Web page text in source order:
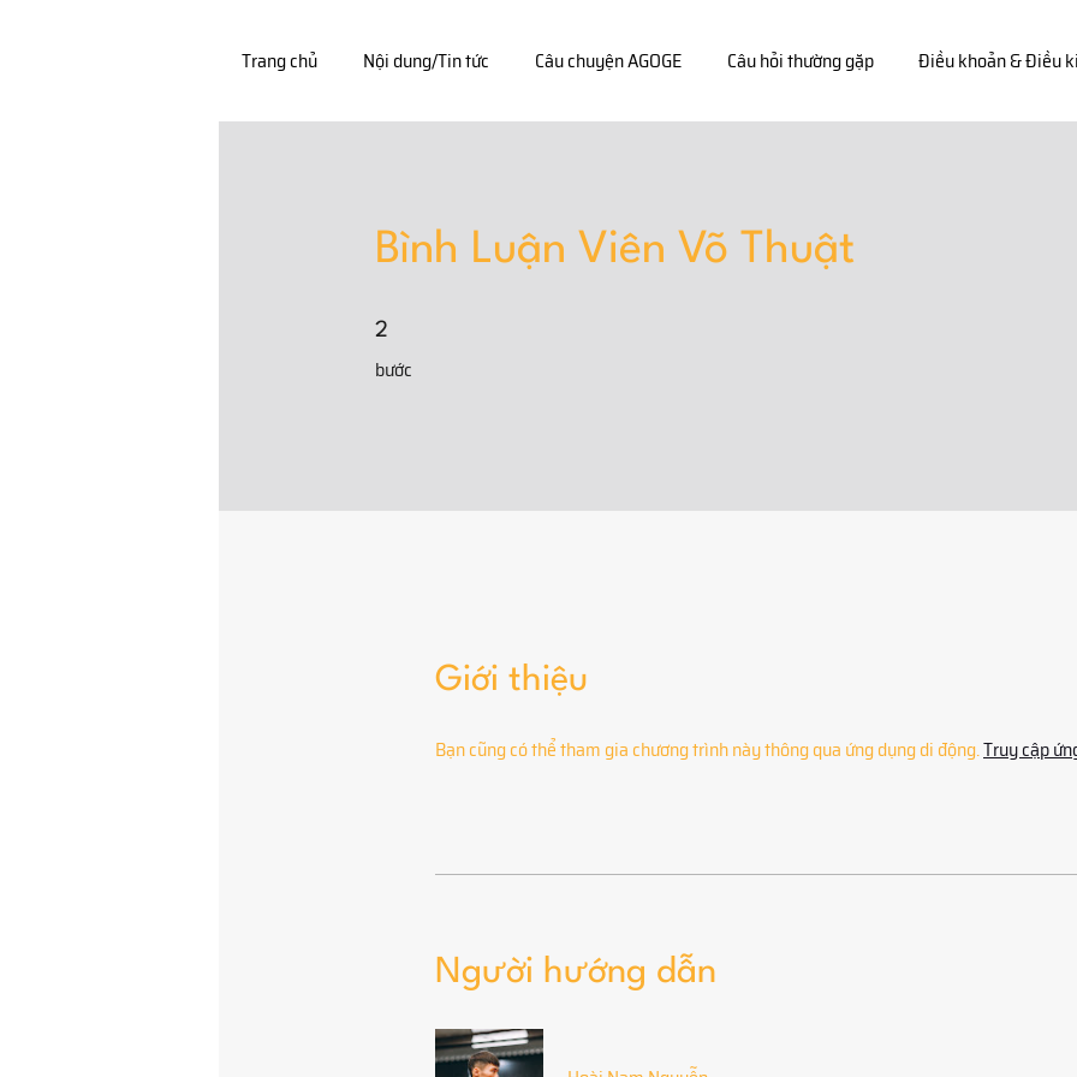
Trang chủ Nội dung/Tin tức Câu chuyện AGOGE Câu hỏi thường gặp Điều khoản & Điều
Bình Luận Viên Võ Thuật
2
bước
2 bước
Giới thiệu
Bạn cũng có thể tham gia chương trình này thông qua ứng dụng di động.Truy cập
Người hướng dẫn